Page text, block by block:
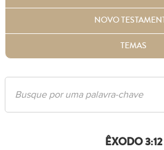
NOVO
TEMAS
ÊXODO 3:12